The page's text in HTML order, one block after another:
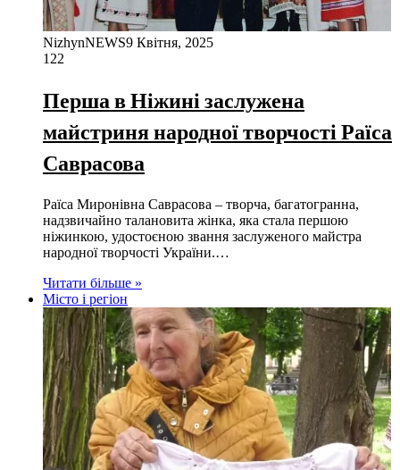
NizhynNEWS9 Квітня, 2025
122
Перша в Ніжині заслужена
майстриня народної творчості Раїса
Саврасова
Раїса Миронівна Саврасова – творча, багатогранна,
надзвичайно талановита жінка, яка стала першою
ніжинкою, удостоєною звання заслуженого майстра
народної творчості України.…
Читати більше »
Місто і регіон